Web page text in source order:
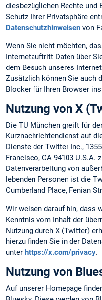
diesbezüglichen Rechte
Schutz Ihrer Privatsphäre
Datenschutzhinweisen von
Wenn Sie nicht möchten,
Internetauftritt Daten über
dem Besuch unseres
Zusätzlich können Sie auch
Blocker für Ihren Browser
Nutzung von X
Die TU München greift für
Kurznachrichtendienst auf
Dienste der Twitter Inc.,
Francisco, CA 94103 U.S.A.
Datenverarbeitung von
lebenden Personen ist die
Cumberland Place, Fenian
Wir weisen darauf hin, dass
Kenntnis vom Inhalt der
Nutzung durch X (Twitter)
hierzu finden Sie in der
unter https://x.com/privacy.
Nutzung von
Auf unserer Homepage